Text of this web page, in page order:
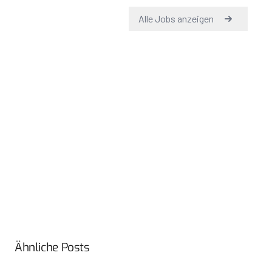
Ähnliche Posts